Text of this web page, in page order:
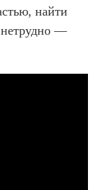
найти
нетрудно —